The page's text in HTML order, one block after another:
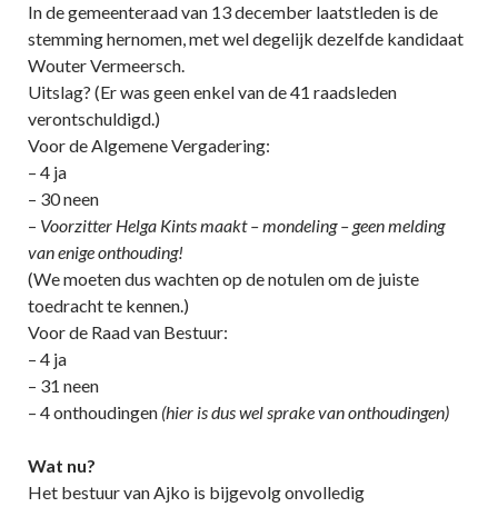
In de gemeenteraad van 13 december laatstleden is de
stemming hernomen, met wel degelijk dezelfde kandidaat
Wouter Vermeersch.
Uitslag? (Er was geen enkel van de 41 raadsleden
verontschuldigd.)
Voor de Algemene Vergadering:
– 4 ja
– 30 neen
– Voorzitter Helga Kints maakt – mondeling – geen melding
van enige onthouding!
(We moeten dus wachten op de notulen om de juiste
toedracht te kennen.)
Voor de Raad van Bestuur:
– 4 ja
– 31 neen
– 4 onthoudingen (hier is dus wel sprake van onthoudingen)
Wat nu?
Het bestuur van Ajko is bijgevolg onvolledig